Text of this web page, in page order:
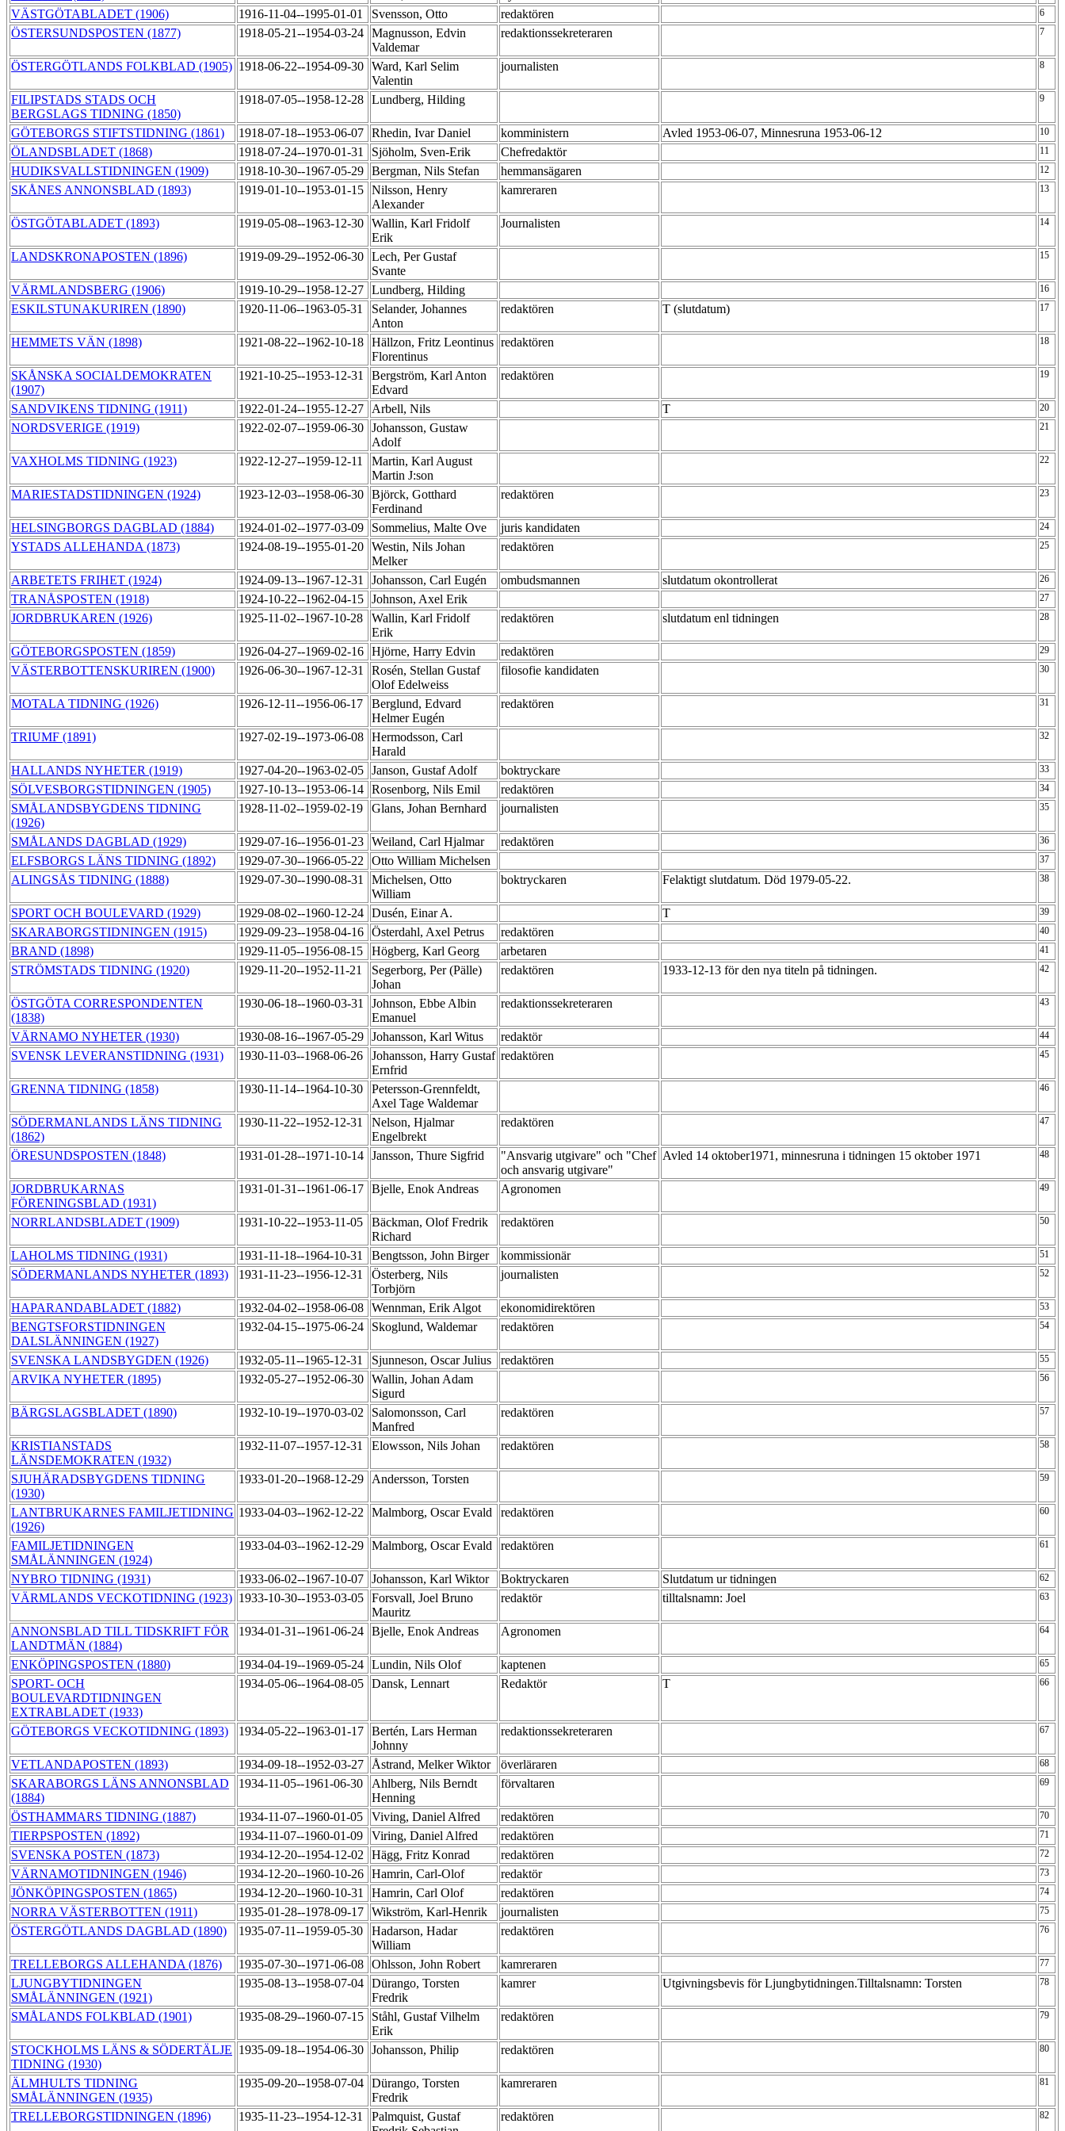
VÄSTGÖTABLADET (1906) 1916-11-04--1995-01-01 Svensson, Otto redaktören 6
ÖSTERSUNDSPOSTEN (1877) 1918-05-21--1954-03-24 Magnusson, Edvin
Valdemar
redaktionssekreteraren 7
ÖSTERGÖTLANDS FOLKBLAD (1905) 1918-06-22--1954-09-30 Ward, Karl Selim
Valentin
journalisten 8
FILIPSTADS STADS OCH
BERGSLAGS TIDNING (1850)
1918-07-05--1958-12-28 Lundberg, Hilding 9
GÖTEBORGS STIFTSTIDNING (1861) 1918-07-18--1953-06-07 Rhedin, Ivar Daniel komministern Avled 1953-06-07, Minnesruna 1953-06-12 10
ÖLANDSBLADET (1868) 1918-07-24--1970-01-31 Sjöholm, Sven-Erik Chefredaktör 11
HUDIKSVALLSTIDNINGEN (1909) 1918-10-30--1967-05-29 Bergman, Nils Stefan hemmansägaren 12
SKÅNES ANNONSBLAD (1893) 1919-01-10--1953-01-15 Nilsson, Henry
Alexander
kamreraren 13
ÖSTGÖTABLADET (1893) 1919-05-08--1963-12-30 Wallin, Karl Fridolf
Erik
Journalisten 14
LANDSKRONAPOSTEN (1896) 1919-09-29--1952-06-30 Lech, Per Gustaf
Svante
15
VÄRMLANDSBERG (1906) 1919-10-29--1958-12-27 Lundberg, Hilding 16
ESKILSTUNAKURIREN (1890) 1920-11-06--1963-05-31
Selander, Johannes
Anton
redaktören T (slutdatum) 17
HEMMETS VÄN (1898) 1921-08-22--1962-10-18 Hällzon, Fritz Leontinus
Florentinus
redaktören 18
SKÅNSKA SOCIALDEMOKRATEN
(1907)
1921-10-25--1953-12-31
Bergström, Karl Anton
Edvard
redaktören 19
SANDVIKENS TIDNING (1911) 1922-01-24--1955-12-27 Arbell, Nils T 20
NORDSVERIGE (1919) 1922-02-07--1959-06-30 Johansson, Gustaw
Adolf
21
VAXHOLMS TIDNING (1923) 1922-12-27--1959-12-11
Martin, Karl August
Martin J:son
22
MARIESTADSTIDNINGEN (1924) 1923-12-03--1958-06-30 Björck, Gotthard
Ferdinand
redaktören 23
HELSINGBORGS DAGBLAD (1884) 1924-01-02--1977-03-09 Sommelius, Malte Ove juris kandidaten 24
YSTADS ALLEHANDA (1873) 1924-08-19--1955-01-20 Westin, Nils Johan
Melker
redaktören 25
ARBETETS FRIHET (1924) 1924-09-13--1967-12-31 Johansson, Carl Eugén ombudsmannen slutdatum okontrollerat 26
TRANÅSPOSTEN (1918) 1924-10-22--1962-04-15 Johnson, Axel Erik 27
JORDBRUKAREN (1926) 1925-11-02--1967-10-28
Wallin, Karl Fridolf
Erik
redaktören slutdatum enl tidningen 28
GÖTEBORGSPOSTEN (1859) 1926-04-27--1969-02-16 Hjörne, Harry Edvin redaktören 29
VÄSTERBOTTENSKURIREN (1900) 1926-06-30--1967-12-31
Rosén, Stellan Gustaf
Olof Edelweiss
filosofie kandidaten 30
MOTALA TIDNING (1926) 1926-12-11--1956-06-17
Berglund, Edvard
Helmer Eugén
redaktören 31
TRIUMF (1891) 1927-02-19--1973-06-08 Hermodsson, Carl
Harald
32
HALLANDS NYHETER (1919) 1927-04-20--1963-02-05 Janson, Gustaf Adolf boktryckare 33
SÖLVESBORGSTIDNINGEN (1905) 1927-10-13--1953-06-14 Rosenborg, Nils Emil redaktören 34
SMÅLANDSBYGDENS TIDNING
(1926)
1928-11-02--1959-02-19 Glans, Johan Bernhard journalisten 35
SMÅLANDS DAGBLAD (1929) 1929-07-16--1956-01-23 Weiland, Carl Hjalmar redaktören 36
ELFSBORGS LÄNS TIDNING (1892) 1929-07-30--1966-05-22 Otto William Michelsen 37
ALINGSÅS TIDNING (1888) 1929-07-30--1990-08-31
Michelsen, Otto
William
boktryckaren Felaktigt slutdatum. Död 1979-05-22. 38
SPORT OCH BOULEVARD (1929) 1929-08-02--1960-12-24 Dusén, Einar A. T 39
SKARABORGSTIDNINGEN (1915) 1929-09-23--1958-04-16 Österdahl, Axel Petrus redaktören 40
BRAND (1898) 1929-11-05--1956-08-15 Högberg, Karl Georg arbetaren 41
STRÖMSTADS TIDNING (1920) 1929-11-20--1952-11-21
Segerborg, Per (Pälle)
Johan
redaktören 1933-12-13 för den nya titeln på tidningen. 42
ÖSTGÖTA CORRESPONDENTEN
(1838)
1930-06-18--1960-03-31
Johnson, Ebbe Albin
Emanuel
redaktionssekreteraren 43
VÄRNAMO NYHETER (1930) 1930-08-16--1967-05-29 Johansson, Karl Witus redaktör 44
SVENSK LEVERANSTIDNING (1931) 1930-11-03--1968-06-26
Johansson, Harry Gustaf
Ernfrid
redaktören 45
GRENNA TIDNING (1858) 1930-11-14--1964-10-30
Petersson-Grennfeldt,
Axel Tage Waldemar
46
SÖDERMANLANDS LÄNS TIDNING
(1862)
1930-11-22--1952-12-31
Nelson, Hjalmar
Engelbrekt
redaktören 47
ÖRESUNDSPOSTEN (1848) 1931-01-28--1971-10-14 Jansson, Thure Sigfrid
"Ansvarig utgivare" och "Chef
och ansvarig utgivare"
Avled 14 oktober1971, minnesruna i tidningen 15 oktober 1971 48
JORDBRUKARNAS
FÖRENINGSBLAD (1931)
1931-01-31--1961-06-17 Bjelle, Enok Andreas Agronomen 49
NORRLANDSBLADET (1909) 1931-10-22--1953-11-05
Bäckman, Olof Fredrik
Richard
redaktören 50
LAHOLMS TIDNING (1931) 1931-11-18--1964-10-31 Bengtsson, John Birger kommissionär 51
SÖDERMANLANDS NYHETER (1893) 1931-11-23--1956-12-31
Österberg, Nils
Torbjörn
journalisten 52
HAPARANDABLADET (1882) 1932-04-02--1958-06-08 Wennman, Erik Algot ekonomidirektören 53
BENGTSFORSTIDNINGEN
DALSLÄNNINGEN (1927)
1932-04-15--1975-06-24 Skoglund, Waldemar redaktören 54
SVENSKA LANDSBYGDEN (1926) 1932-05-11--1965-12-31 Sjunneson, Oscar Julius redaktören 55
ARVIKA NYHETER (1895) 1932-05-27--1952-06-30 Wallin, Johan Adam
Sigurd
56
BÄRGSLAGSBLADET (1890) 1932-10-19--1970-03-02
Salomonsson, Carl
Manfred
redaktören 57
KRISTIANSTADS
LÄNSDEMOKRATEN (1932)
1932-11-07--1957-12-31 Elowsson, Nils Johan redaktören 58
SJUHÄRADSBYGDENS TIDNING
(1930)
1933-01-20--1968-12-29 Andersson, Torsten 59
LANTBRUKARNES FAMILJETIDNING
(1926)
1933-04-03--1962-12-22 Malmborg, Oscar Evald redaktören 60
FAMILJETIDNINGEN
SMÅLÄNNINGEN (1924)
1933-04-03--1962-12-29 Malmborg, Oscar Evald redaktören 61
NYBRO TIDNING (1931) 1933-06-02--1967-10-07 Johansson, Karl Wiktor Boktryckaren Slutdatum ur tidningen 62
VÄRMLANDS VECKOTIDNING (1923) 1933-10-30--1953-03-05 Forsvall, Joel Bruno
Mauritz
redaktör tilltalsnamn: Joel 63
ANNONSBLAD TILL TIDSKRIFT FÖR
LANDTMÄN (1884)
1934-01-31--1961-06-24 Bjelle, Enok Andreas Agronomen 64
ENKÖPINGSPOSTEN (1880) 1934-04-19--1969-05-24 Lundin, Nils Olof kaptenen 65
SPORT- OCH
BOULEVARDTIDNINGEN
EXTRABLADET (1933)
1934-05-06--1964-08-05 Dansk, Lennart Redaktör T 66
GÖTEBORGS VECKOTIDNING (1893) 1934-05-22--1963-01-17 Bertén, Lars Herman
Johnny
redaktionssekreteraren 67
VETLANDAPOSTEN (1893) 1934-09-18--1952-03-27 Åstrand, Melker Wiktor överläraren 68
SKARABORGS LÄNS ANNONSBLAD
(1884)
1934-11-05--1961-06-30
Ahlberg, Nils Berndt
Henning
förvaltaren 69
ÖSTHAMMARS TIDNING (1887) 1934-11-07--1960-01-05 Viving, Daniel Alfred redaktören 70
TIERPSPOSTEN (1892) 1934-11-07--1960-01-09 Viring, Daniel Alfred redaktören 71
SVENSKA POSTEN (1873) 1934-12-20--1954-12-02 Hägg, Fritz Konrad redaktören 72
VÄRNAMOTIDNINGEN (1946) 1934-12-20--1960-10-26 Hamrin, Carl-Olof redaktör 73
JÖNKÖPINGSPOSTEN (1865) 1934-12-20--1960-10-31 Hamrin, Carl Olof redaktören 74
NORRA VÄSTERBOTTEN (1911) 1935-01-28--1978-09-17 Wikström, Karl-Henrik journalisten 75
ÖSTERGÖTLANDS DAGBLAD (1890) 1935-07-11--1959-05-30
Hadarson, Hadar
William
redaktören 76
TRELLEBORGS ALLEHANDA (1876) 1935-07-30--1971-06-08 Ohlsson, John Robert kamreraren 77
LJUNGBYTIDNINGEN
SMÅLÄNNINGEN (1921)
1935-08-13--1958-07-04 Dürango, Torsten
Fredrik
kamrer Utgivningsbevis för Ljungbytidningen.Tilltalsnamn: Torsten 78
SMÅLANDS FOLKBLAD (1901) 1935-08-29--1960-07-15
Ståhl, Gustaf Vilhelm
Erik
redaktören 79
STOCKHOLMS LÄNS & SÖDERTÄLJE
TIDNING (1930)
1935-09-18--1954-06-30 Johansson, Philip redaktören 80
ÄLMHULTS TIDNING
SMÅLÄNNINGEN (1935)
1935-09-20--1958-07-04 Dürango, Torsten
Fredrik
kamreraren 81
TRELLEBORGSTIDNINGEN (1896) 1935-11-23--1954-12-31
Palmquist, Gustaf
redaktören 82